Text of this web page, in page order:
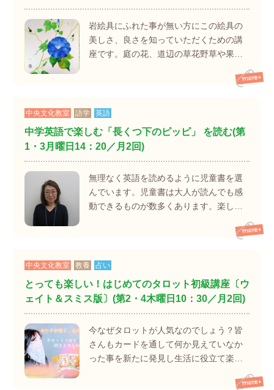
岩絵具にふれた事が無い方にこの絵具の
美しさ、良さを知っていただくための講
座です。庭の花、道辺の草花野草や果…
中央文化教室 語学 英語
中学英語で楽しむ「長くつ下のピッピ」 を読む(第
1・3月曜日14：20／月2回)
無理なく英語を読めるように児童書を選
んでいます。児童書は大人が読んでも感
動できるものが数多くあります。楽し…
中央文化教室 教養 占い
とっても楽しい！はじめてのタロット初級講座〔ウ
ェイト＆スミス版〕(第2・4木曜日10：30／月2回)
今なぜタロットが人気なのでしょう？皆
さんもカードを通して何か見えていなか
った事を新たに発見し生活に役立て楽…